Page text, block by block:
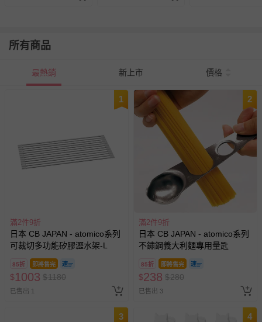
所有商品
最熱銷 新上市 價格
1
滿2件9折
日本 CB JAPAN - atomico系列
可裁切多功能矽膠瀝水架-L
85折 即將售完
$1003 $1180
已售出 1
2
滿2件9折
日本 CB JAPAN - atomico系列
不鏽鋼義大利麵專用量匙
85折 即將售完
$238 $280
已售出 3
3 4